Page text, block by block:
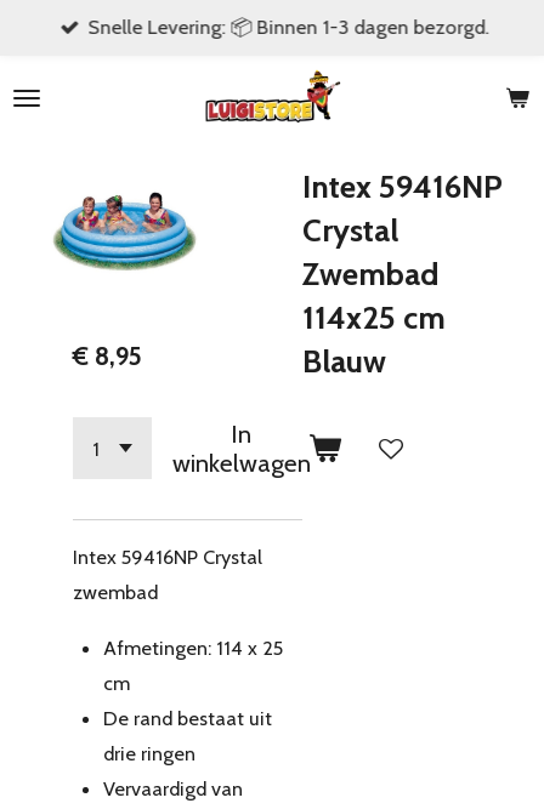
naar
Snelle Levering: 📦 Binnen 1-3 dagen bezorgd.
Intex 59416NP
Crystal
Zwembad
114x25 cm
Blauw
€ 8,95
In
winkelwagen
Intex 59416NP Crystal
zwembad
Afmetingen: 114 x 25
cm
De rand bestaat uit
drie ringen
Vervaardigd van